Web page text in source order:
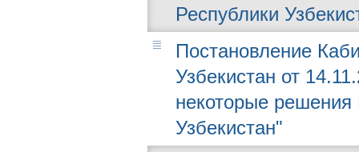
Республики
Постановление
Узбекистан от
некоторые решения
Узбекистан"